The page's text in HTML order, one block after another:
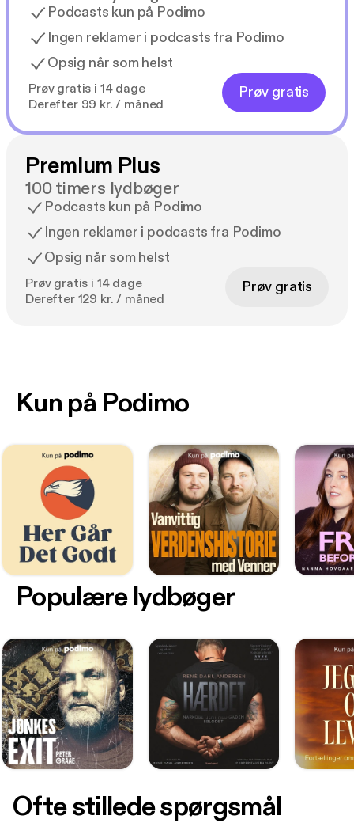
Podcasts kun på Podimo
Ingen reklamer i podcasts fra Podimo
Opsig når som helst
Prøv gratis i 14 dage
Derefter 99 kr. / måned
Prøv gratis
Premium Plus
100 timers lydbøger
Podcasts kun på Podimo
Ingen reklamer i podcasts fra Podimo
Opsig når som helst
Prøv gratis i 14 dage
Derefter 129 kr. / måned
Prøv gratis
Kun på Podimo
Populære lydbøger
Ofte stillede spørgsmål